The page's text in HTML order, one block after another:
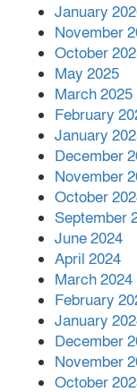
January
November
October
May 2025
March 2025
February
January
December
November
October
September
June 2024
April 2024
March 2024
February
January
December
November
October